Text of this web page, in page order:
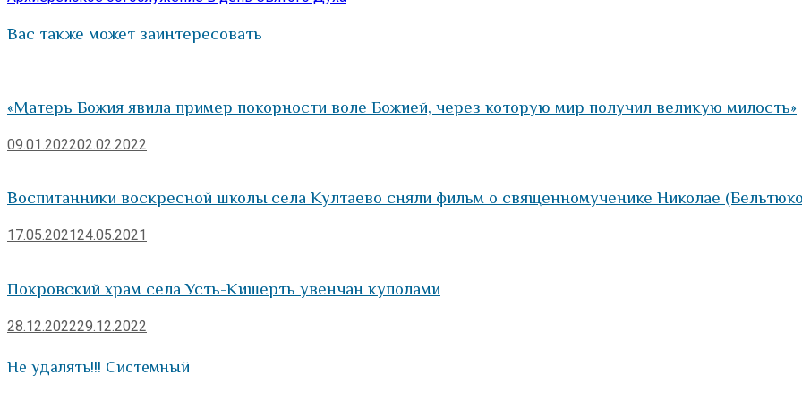
записям
Вас также может заинтересовать
«Матерь Божия явила пример покорности воле Божией, через которую мир получил великую милость»
09.01.202202.02.2022
Воспитанники воскресной школы села Култаево сняли фильм о священномученике Николае
17.05.202124.05.2021
Покровский храм села Усть-Кишерть увенчан куполами
28.12.202229.12.2022
Не удалять!!! Системный